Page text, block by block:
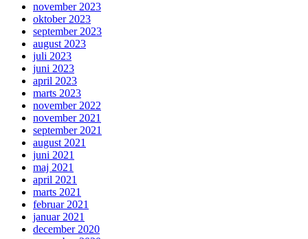
november 2023
oktober 2023
september 2023
august 2023
juli 2023
juni 2023
april 2023
marts 2023
november 2022
november 2021
september 2021
august 2021
juni 2021
maj 2021
april 2021
marts 2021
februar 2021
januar 2021
december 2020